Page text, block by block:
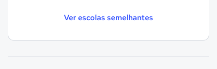
Ver escolas semelhantes